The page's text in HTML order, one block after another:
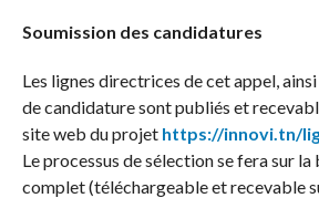
Soumission des candidatures
Les lignes directrices de cet appel,
de candidature sont publiés et
site web du projet https://innovi.tn/
Le processus de sélection se fera sur la
complet (téléchargeable et recevable